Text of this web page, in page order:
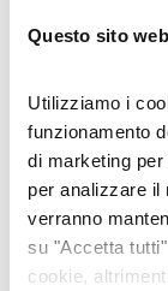
Questo sito
Utilizziamo i
funzionamento
di marketing
per analizzare il
verranno
su "Accetta
cookie,
CONDIVIDI:
POST RECENTI